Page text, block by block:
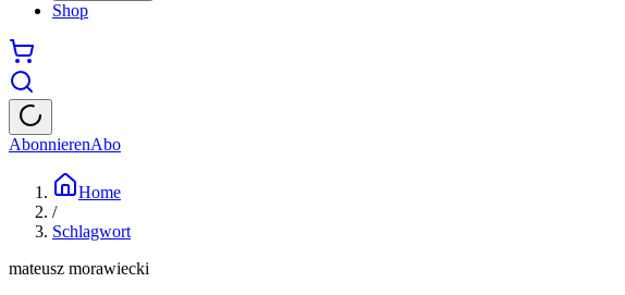
Shop
AbonnierenAbo
Home
/
Schlagwort
mateusz morawiecki